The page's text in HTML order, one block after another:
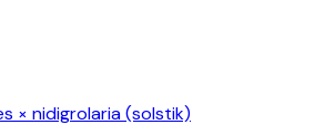
× nidigrolaria (solstik)